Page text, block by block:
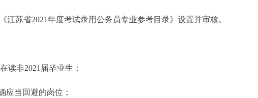
江苏省2021年度考试录用公务员专业参考目录》设置并审核。
读非2021届毕业生；
应当回避的岗位；